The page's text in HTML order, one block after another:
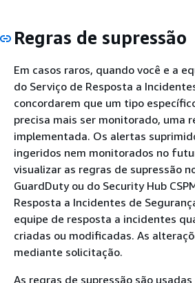
Regras de supressão
Em casos raros, quando você e a
do Serviço de Resposta a
concordarem que um tipo
precisa mais ser monitorado, uma
implementada. Os alertas
ingeridos nem monitorados no
visualizar as regras de supressão
GuardDuty ou do Security Hub
Resposta a Incidentes de
equipe de resposta a incidentes
criadas ou modificadas. As
mediante solicitação.
As regras de supressão são